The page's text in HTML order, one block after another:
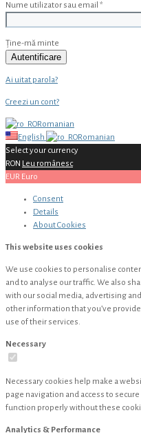
Nume utilizator sau email *
Ține-mă minte
Autentificare
Ai uitat parola?
Creezi un cont?
Romanian
English
Romanian
Select your currency
RON Leu românesc
EUR Euro
Consent
Details
AboutCookies
This website uses cookies
We use cookies to personalise
and to analyse our traffic. We also
with our social media, advertising
other information that you’ve
use of their services.
Necessary
Necessary cookies help make a
page navigation and access to
function properly without these
Analytics & Performance